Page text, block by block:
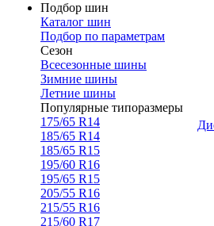
Подбор шин
Каталог шин
Подбор по параметрам
Сезон
Всесезонные шины
Зимние шины
Летние шины
Популярные типоразмеры
175/65 R14
185/65 R14
185/65 R15
195/60 R16
195/65 R15
205/55 R16
215/55 R16
215/60 R17